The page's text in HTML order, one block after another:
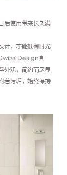
后使用带来长久满
计，才能抵御时光
Design真
外观，简约而尽显
着污垢，始终保持